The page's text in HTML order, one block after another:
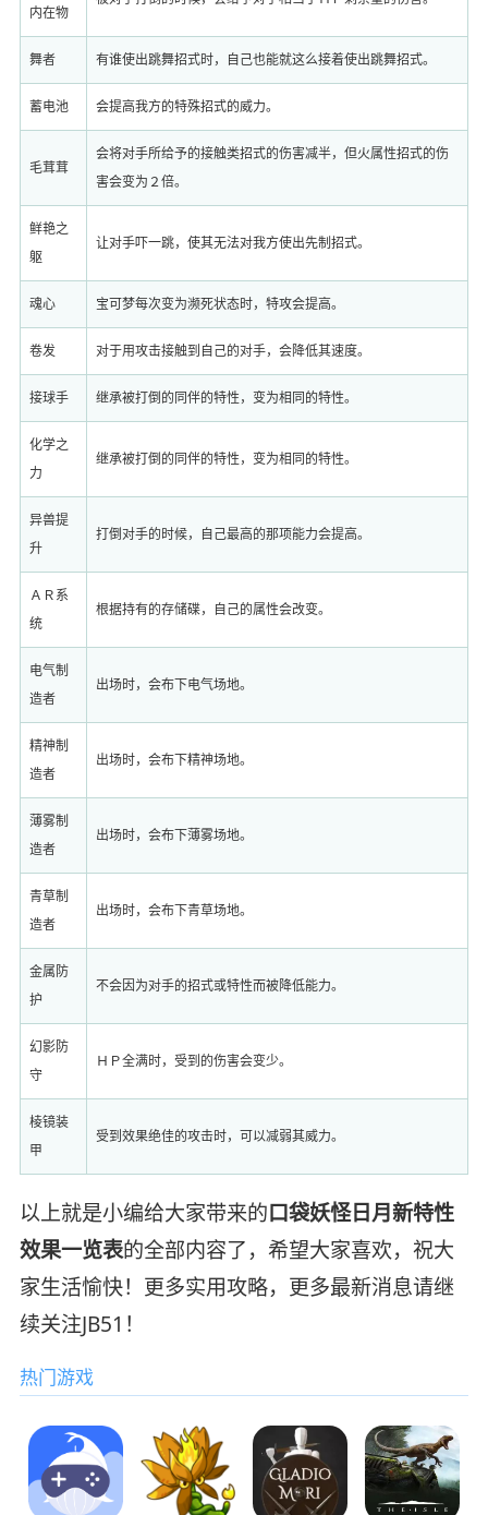
内在物
舞者 有谁使出跳舞招式时，自己也能就这么接着使出跳舞招式。
蓄电池 会提高我方的特殊招式的威力。
毛茸茸
会将对手所给予的接触类招式的伤害减半，但火属性招式的伤
害会变为２倍。
鲜艳之
躯
让对手吓一跳，使其无法对我方使出先制招式。
魂心 宝可梦每次变为濒死状态时，特攻会提高。
卷发 对于用攻击接触到自己的对手，会降低其速度。
接球手 继承被打倒的同伴的特性，变为相同的特性。
化学之
力
继承被打倒的同伴的特性，变为相同的特性。
异兽提
升
打倒对手的时候，自己最高的那项能力会提高。
ＡＲ系
统
根据持有的存储碟，自己的属性会改变。
电气制
造者
出场时，会布下电气场地。
精神制
造者
出场时，会布下精神场地。
薄雾制
造者
出场时，会布下薄雾场地。
青草制
造者
出场时，会布下青草场地。
金属防
护
不会因为对手的招式或特性而被降低能力。
幻影防
守
ＨＰ全满时，受到的伤害会变少。
棱镜装
甲
受到效果绝佳的攻击时，可以减弱其威力。
以上就是小编给大家带来的口袋妖怪日月新特性
效果一览表的全部内容了，希望大家喜欢，祝大
家生活愉快！更多实用攻略，更多最新消息请继
续关注JB51！
热门游戏